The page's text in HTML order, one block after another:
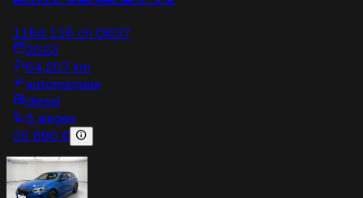
116d 116 ch DKG7
2023
64,207 km
automatique
diesel
5 sieges
25 890 €